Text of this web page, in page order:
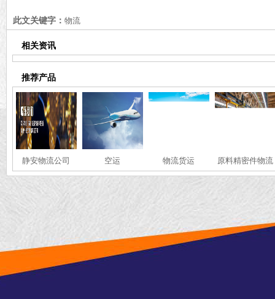
此文关键字： 物流
相关资讯
推荐产品
静安物流公司 空运 物流货运 原料精密件物流